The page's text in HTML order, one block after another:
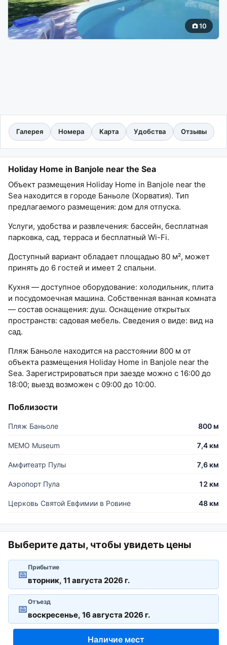
10
Галерея Номера Карта Удобства Отзывы
Holiday Home in Banjole near the Sea
Объект размещения Holiday Home in Banjole near the
Sea находится в городе Баньоле (Хорватия). Тип
предлагаемого размещения: дом для отпуска.
Услуги, удобства и развлечения: бассейн, бесплатная
парковка, сад, терраса и бесплатный Wi-Fi.
Доступный вариант обладает площадью 80 м², может
принять до 6 гостей и имеет 2 спальни.
Кухня — доступное оборудование: холодильник, плита
и посудомоечная машина. Собственная ванная комната
— состав оснащения: душ. Оснащение открытых
пространств: садовая мебель. Сведения о виде: вид на
сад.
Пляж Баньоле находится на расстоянии 800 м от
объекта размещения Holiday Home in Banjole near the
Sea. Зарегистрироваться при заезде можно с 16:00 до
18:00; выезд возможен с 09:00 до 10:00.
Поблизости
Пляж Баньоле 800 м
MEMO Museum 7,4 км
Амфитеатр Пулы 7,6 км
Аэропорт Пула 12 км
Церковь Святой Евфимии в Ровине 48 км
Выберите даты, чтобы увидеть цены
📅
Прибытие
📅
Отъезд
Наличие мест